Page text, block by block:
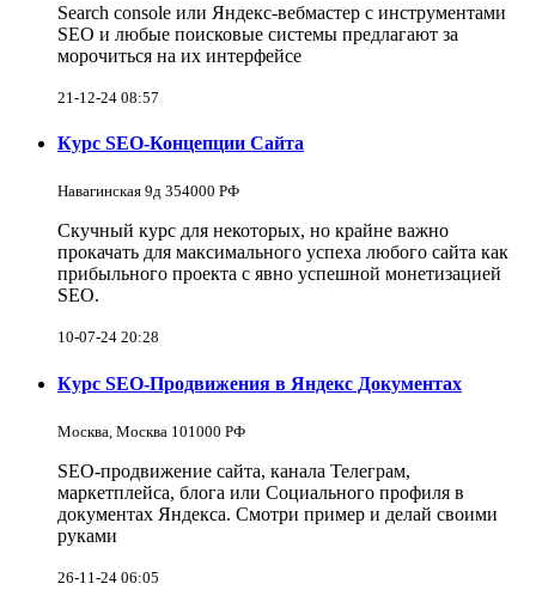
Search console или Яндекс-вебмастер с инструментами
SEO и любые поисковые системы предлагают за
морочиться на их интерфейсе
21-12-24 08:57
Курс SEO-Концепции Сайта
Навагинская 9д 354000 РФ
Скучный курс для некоторых, но крайне важно
прокачать для максимального успеха любого сайта как
прибыльного проекта с явно успешной монетизацией
SEO.
10-07-24 20:28
Курс SEO-Продвижения в Яндекс Документах
Москва, Москва 101000 РФ
SEO-продвижение сайта, канала Телеграм,
маркетплейса, блога или Социального профиля в
документах Яндекса. Смотри пример и делай своими
руками
26-11-24 06:05